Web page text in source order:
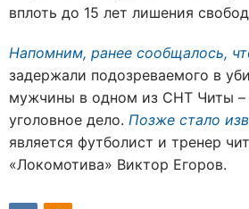
вплоть до 15 лет лишения
Напомним, ранее сообщалось,
задержали подозреваемого в
мужчины в одном из СНТ Читы –
уголовное дело. Позже стало
является футболист и тренер
«Локомотива» Виктор Егоров.